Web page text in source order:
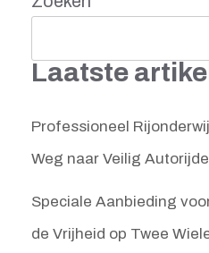
Laatste
Professioneel
Weg naar Veilig
Speciale Aanbieding
de Vrijheid op Twee